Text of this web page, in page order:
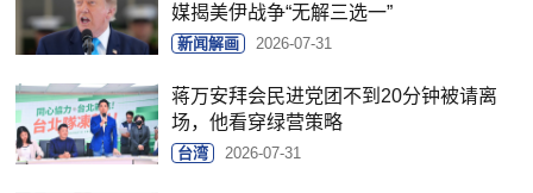
媒揭美伊战争“无解三选一”
新闻解画 2026-07-31
蒋万安拜会民进党团不到20分钟被请离
场，他看穿绿营策略
台湾 2026-07-31